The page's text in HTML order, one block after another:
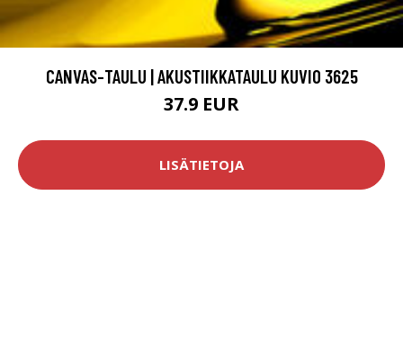
CANVAS-TAULU | AKUSTIIKKATAULU KUVIO 3625
37.9 EUR
LISÄTIETOJA